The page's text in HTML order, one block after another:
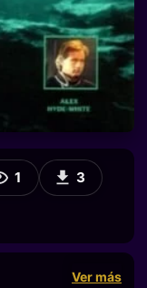
1 3
Ver más